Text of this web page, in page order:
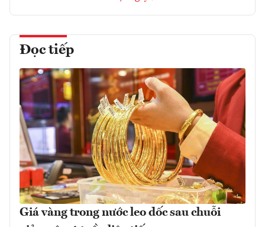
Đọc tiếp
Giá vàng trong nước leo dốc sau chuỗi